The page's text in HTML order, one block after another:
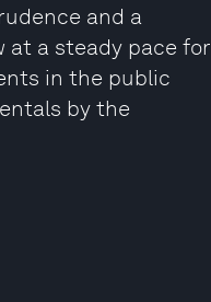
and a
at a steady pace for
in the public
by the